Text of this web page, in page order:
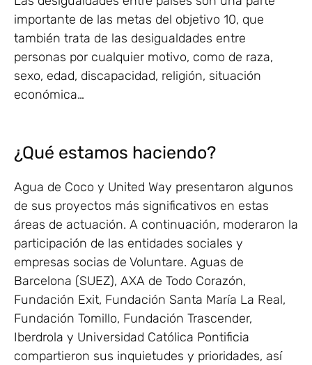
importante de las metas del objetivo 10, que
también trata de las desigualdades entre
personas por cualquier motivo, como de raza,
sexo, edad, discapacidad, religión, situación
económica…
¿Qué estamos haciendo?
Agua de Coco y United Way presentaron algunos
de sus proyectos más significativos en estas
áreas de actuación. A continuación, moderaron la
participación de las entidades sociales y
empresas socias de Voluntare. Aguas de
Barcelona (SUEZ), AXA de Todo Corazón,
Fundación Exit, Fundación Santa María La Real,
Fundación Tomillo, Fundación Trascender,
Iberdrola y Universidad Católica Pontificia
compartieron sus inquietudes y prioridades, así